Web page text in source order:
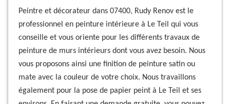
Peintre et décorateur dans 07400, Rudy Renov est le
professionnel en peinture intérieure à Le Teil qui vous
conseille et vous oriente pour les différents travaux de
peinture de murs intérieurs dont vous avez besoin. Nous
vous proposons ainsi une finition de peinture satin ou
mate avec la couleur de votre choix. Nous travaillons
également pour la pose de papier peint à Le Teil et ses